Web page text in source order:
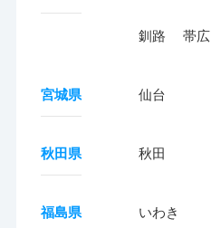
釧路 帯広
宮城県 仙台
秋田県 秋田
福島県 いわき